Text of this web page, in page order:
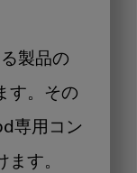
製品の
す。その
専用コン
す。